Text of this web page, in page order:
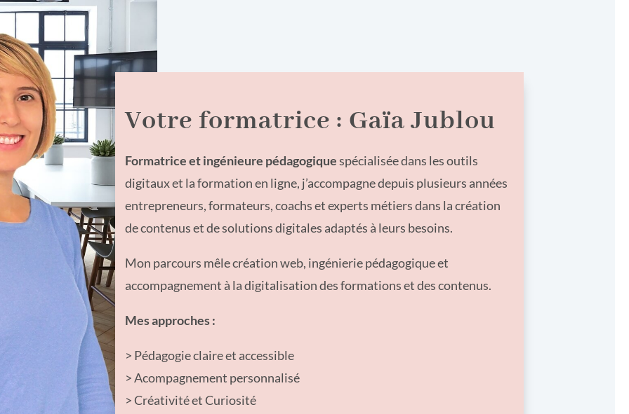
Votre formatrice : Gaïa Jublou
Formatrice et ingénieure pédagogiquespécialisée dans les outils
digitaux et la formation en ligne, j’accompagne depuis plusieurs années
entrepreneurs, formateurs, coachs et experts métiers dans la création
de contenus et de solutions digitales adaptés à leurs besoins.
Mon parcours mêle création web, ingénierie pédagogique et
accompagnement à la digitalisation des formations et des contenus.
Mes approches :
> Pédagogie claire et accessible
> Acompagnement personnalisé
> Créativité et Curiosité